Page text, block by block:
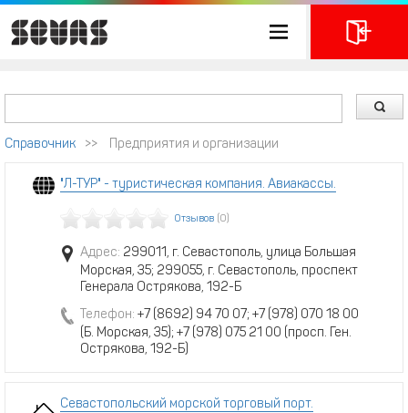
Справочник >> Предприятия и организации
"Л-ТУР" - туристическая компания. Авиакассы.
Отзывов (0)
Адрес: 299011, г. Севастополь, улица Большая
Морская, 35; 299055, г. Севастополь, проспект
Генерала Острякова, 192-Б
Телефон: +7 (8692) 94 70 07; +7 (978) 070 18 00
(Б. Морская, 35); +7 (978) 075 21 00 (просп. Ген.
Острякова, 192-Б)
Севастопольский морской торговый порт.